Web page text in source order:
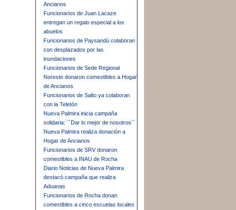
Ancianos
Funcionarios de Juan Lacaze
entregan un regalo especial a los
abuelos
Funcionarios de Paysandú colaboran
con desplazados por las
inundaciones
Funcionarios de Sede Regional
Noreste donaron comestibles a Hogar
de Ancianos
Funcionarios de Salto ya colaboran
con la Teletón
Nueva Palmira inicia campaña
solidaria: ``Dar lo mejor de nosotros´´
Nueva Palmira realiza donación a
Hogar de Ancianos
Funcionarios de SRV donaron
comestibles a INAU de Rocha
Diario Noticias de Nueva Palmira
destacó campaña que realiza
Aduanas
Funcionarios de Rocha donan
comestibles a cinco escuelas locales